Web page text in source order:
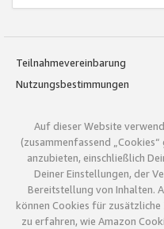
Teilnahmevereinbarung
Nutzungsbestimmungen
Auf dieser Website
(zusammenfassend
anzubieten, einschließlich
Deiner Einstellungen, der
Bereitstellung von Inhalten.
können Cookies für
zu erfahren, wie Amazon